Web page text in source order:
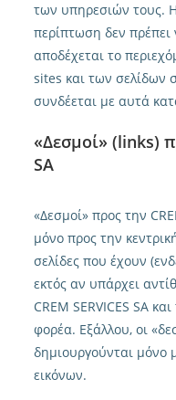
των υπηρεσιών τους. Η
περίπτωση δεν πρέπει
αποδέχεται το
sites και των σελίδων
συνδέεται με αυτά
«Δεσμοί» (links)
SA
«Δεσμοί» προς την
μόνο προς την
σελίδες που έχουν
εκτός αν υπάρχει
CREM SERVICES SA
φορέα. Εξάλλου, οι
δημιουργούνται
εικόνων.